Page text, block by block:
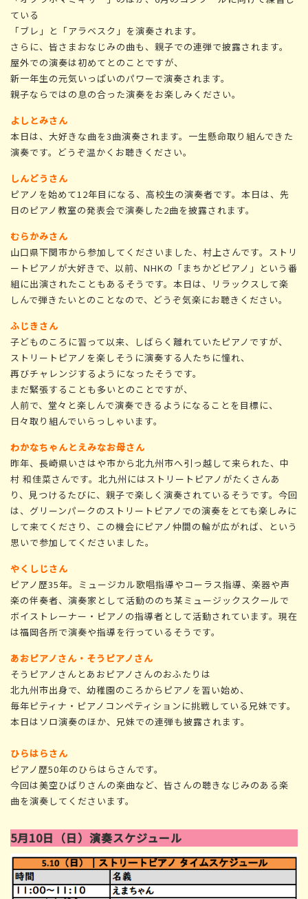
ている
「ブレ」と「アラベスク」を演奏されます。
さらに、皆さまおなじみの曲も、親子での連弾で披露されます。
屋外での演奏は初めてとのことですが、
新一年生の元気いっぱいのパワーで演奏されます。
親子ならではの息の合った演奏をお楽しみください。
よしとみさん
本日は、大好きな曲を3曲演奏されます。一生懸命取り組んできた
演奏です。どうぞ温かくお聴きください。
しんどうさん
ピアノを始めて12年目になる、高校生の演奏者です。本日は、先
日のピアノ教室の発表会で演奏した2曲を披露されます。
むらかみさん
山口県下関市から参加してくださいました、村上さんです。ストリ
ートピアノが大好きで、以前、NHKの「まちかどピアノ」という番
組に出演されたこともあるそうです。本日は、リラックスして楽
しんで弾きたいとのことなので、どうぞ気楽にお聴きください。
ふじきさん
子どものころに習って以来、しばらく離れていたピアノですが、
ストリートピアノを楽しそうに演奏する人たちに憧れ、
再びチャレンジするようになったそうです。
まだ緊張することも多いとのことですが、
人前で、堂々と楽しんで演奏できるようになることを目標に、
日々取り組んでいらっしゃいます。
わかなちゃんとえみなお母さん
昨年、長崎県いさはや市から北九州市へ引っ越して来られた、中
村 和佳菜さんです。北九州にはストリートピアノがたくさんあ
り、見つけるたびに、親子で楽しく演奏されているそうです。今回
は、グリーンパークのストリートピアノでの演奏をとても楽しみに
して来てくださり、この機会にピアノ仲間の輪が広がれば、という
思いで参加してくださいました。
やくしじさん
ピアノ歴35年。ミュージカル歌唱指導やコーラス指導、楽器や声
楽の伴奏者、演奏家として活動ののち某ミュージックスクールで
ボイストレーナー・ピアノの指導者として活動されています。現在
は福岡各所で演奏や指導を行っているそうです。
あおピアノさん・そうピアノさん
そうピアノさんとあおピアノさんのおふたりは
北九州市出身で、幼稚園のころからピアノを習い始め、
毎年ピティナ・ピアノコンペティションに挑戦している兄妹です。
本日はソロ演奏のほか、兄妹での連弾も披露されます。
ひらはらさん
ピアノ歴50年のひらはらさんです。
今回は美空ひばりさんの楽曲など、皆さんの聴きなじみのある楽
曲を演奏してくださいます。
5月10日（日）演奏スケジュール